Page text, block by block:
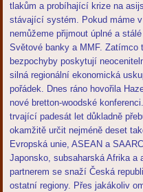
tlakům a probíhající krize na
stávající systém. Pokud máme
nemůžeme přijmout úplné a
Světové banky a MMF.
bezpochyby poskytují
silná regionální ekonomická
pořádek. Dnes ráno hovořila
nové bretton-woodské
trvající padesát let důkladně
okamžitě určit nejméně deset
Evropská unie, ASEAN a
Japonsko, subsaharská Afrika
partnerem se snaží Česká
ostatní regiony. Přes jakákoliv